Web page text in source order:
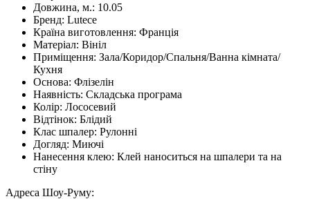
Довжина, м.: 10.05
Бренд: Lutece
Країна виготовлення: Франція
Матеріал: Вініл
Приміщення: Зала/Коридор/Спальня/Ванна кімната/
Кухня
Основа: Флізелін
Наявність: Складська програма
Колір: Лососевий
Відтінок: Блідий
Клас шпалер: Рулонні
Догляд: Миючі
Нанесення клею: Клей наноситься на шпалери та на
стіну
Адреса Шоу-Руму: